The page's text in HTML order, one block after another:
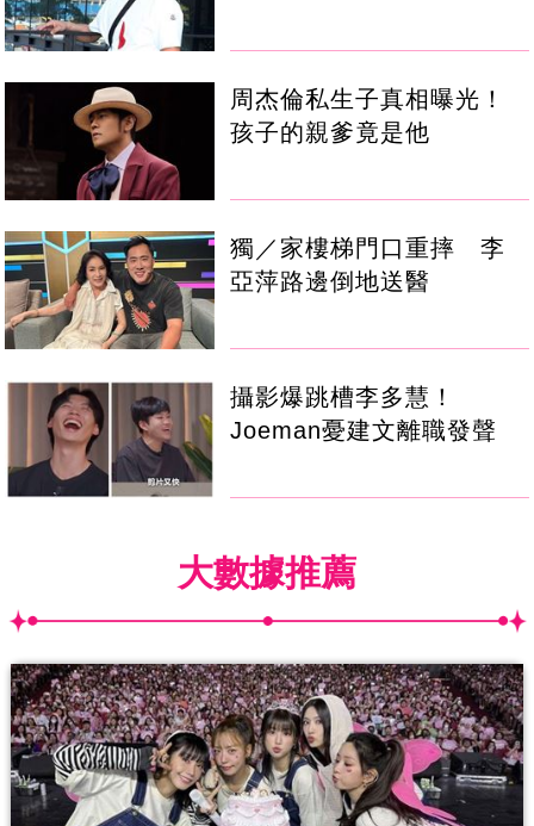
周杰倫私生子真相曝光！
孩子的親爹竟是他
獨／家樓梯門口重摔 李
亞萍路邊倒地送醫
攝影爆跳槽李多慧！
Joeman憂建文離職發聲
大數據推薦